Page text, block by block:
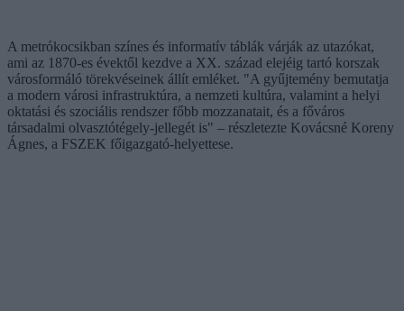
A metrókocsikban színes és informatív táblák várják az utazókat,
ami az 1870-es évektől kezdve a XX. század elejéig tartó korszak
városformáló törekvéseinek állít emléket. "A gyűjtemény bemutatja
a modern városi infrastruktúra, a nemzeti kultúra, valamint a helyi
oktatási és szociális rendszer főbb mozzanatait, és a főváros
társadalmi olvasztótégely-jellegét is" – részletezte Kovácsné Koreny
Ágnes, a FSZEK főigazgató-helyettese.